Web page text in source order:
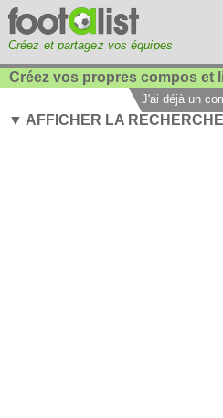
Créez et partagez vos équipes
Créez vos propres compos et
J'ai déjà un
▼ AFFICHER LA RECHERCHE